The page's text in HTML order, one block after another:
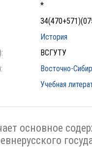
*
История
ВСГУТУ
Восточно-
Учебная
основное